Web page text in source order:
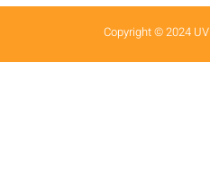
Copyright © 2024